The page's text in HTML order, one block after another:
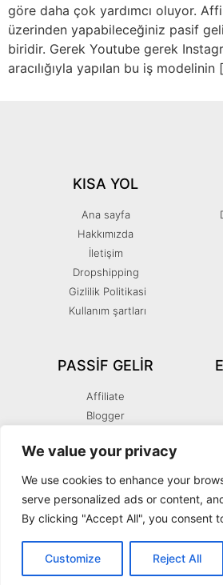
We value your privacy
We use cookies to enhance your
serve personalized ads or content,
By clicking "Accept All", you consent
Customize Reject All
göre daha çok yardımcı oluyor.
üzerinden yapabileceğiniz pasif
biridir. Gerek Youtube gerek
aracılığıyla yapılan bu iş modelinin
KISA YOL
Ana sayfa
Hakkımızda
İletişim
Dropshipping
Gizlilik Politikasi
Kullanım şartları
PASSIF GELIR
Affiliate
Blogger
E-kitap
© 2018 All rights